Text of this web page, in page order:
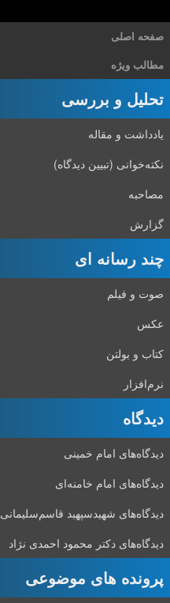
صفحه اصلی
مطالب ویژه
تحلیل و بررسی
یادداشت و مقاله
نکته‌خوانی (تبیین دیدگاه)
مصاحبه
گزارش
چند رسانه ای
صوت و فیلم
عکس
کتاب و بولتن
نرم‌افزار
دیدگاه‌
دیدگاه‌های امام خمینی
دیدگاه‌های امام خامنه‌ای
دیدگاه‌های شهید‌سپهبد قاسم‌سلیمانی
دیدگاه‌های دکتر محمود احمدی نژاد
پرونده های موضوعی